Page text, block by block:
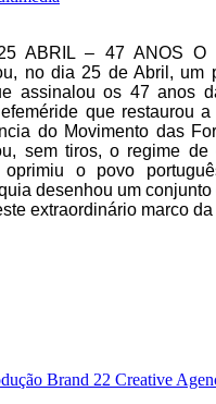
ABRIL – 47 ANOS O
no dia 25 de Abril, um
assinalou os 47 anos
que restaurou
do Movimento das
sem tiros, o regime de
o povo
desenhou um
extraordinário marco da